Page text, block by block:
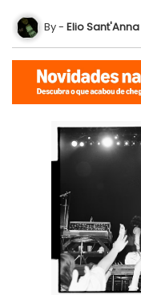
Elio Sant'Anna